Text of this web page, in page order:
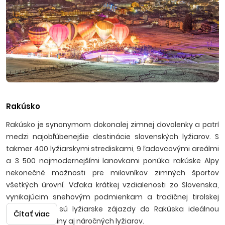
Rakúsko
Rakúsko je synonymom dokonalej zimnej dovolenky a patrí
medzi najobľúbenejšie destinácie slovenských lyžiarov. S
takmer 400 lyžiarskymi strediskami, 9 ľadovcovými areálmi
a 3 500 najmodernejšími lanovkami ponúka rakúske Alpy
nekonečné možnosti pre milovníkov zimných športov
všetkých úrovní. Vďaka krátkej vzdialenosti zo Slovenska,
vynikajúcim snehovým podmienkam a tradičnej tirolskej
pohostinnosti sú lyžiarske zájazdy do Rakúska ideálnou
voľbou pre rodiny aj náročných lyžiarov.
Čítať viac